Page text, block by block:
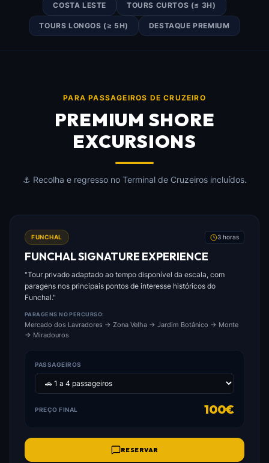
COSTA LESTE TOURS CURTOS (≤ 3H)
TOURS LONGOS (≥ 5H) DESTAQUE PREMIUM
PARA PASSAGEIROS DE CRUZEIRO
PREMIUM SHORE
EXCURSIONS
⚓ Recolha e regresso no Terminal de Cruzeiros incluídos.
FUNCHAL
3 horas
FUNCHAL SIGNATURE EXPERIENCE
"Tour privado adaptado ao tempo disponível da escala, com
paragens nos principais pontos de interesse históricos do
Funchal."
PARAGENS NO PERCURSO:
Mercado dos Lavradores → Zona Velha → Jardim Botânico → Monte
→ Miradouros
PASSAGEIROS
PREÇO FINAL 100€
RESERVAR